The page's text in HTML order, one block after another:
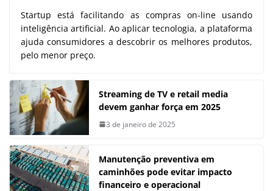
Startup está facilitando as compras on-line usando
inteligência artificial. Ao aplicar tecnologia, a plataforma
ajuda consumidores a descobrir os melhores produtos,
pelo menor preço.
Streaming de TV e retail media
devem ganhar força em 2025
3 de janeiro de 2025
Manutenção preventiva em
caminhões pode evitar impacto
financeiro e operacional